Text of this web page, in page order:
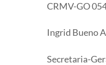
CRMV-GO
Ingrid Bueno
Secretaria-